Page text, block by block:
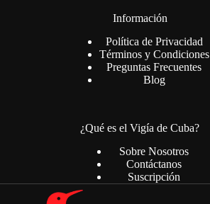
Información
Política de Privacidad
Términos y Condiciones
Preguntas Frecuentes
Blog
¿Qué es el Vigía de Cuba?
Sobre Nosotros
Contáctanos
Suscripción